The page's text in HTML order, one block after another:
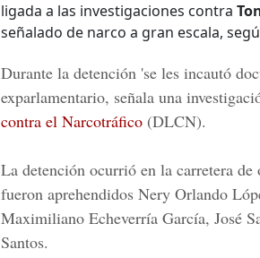
ligada a las investigaciones contra
señalado de narco a gran escala,
Durante la detención 'se les incautó
exparlamentario, señala una
contra el Narcotráfico (DLCN).
La detención ocurrió en la carretera
fueron aprehendidos Nery Orlando
Maximiliano Echeverría García, José
Santos.